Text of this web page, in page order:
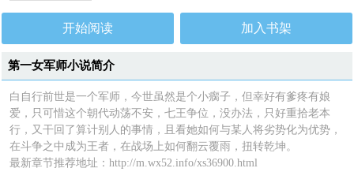
开始阅读 加入书架
第一女军师小说简介
白自行前世是一个军师，今世虽然是个小瘸子，但幸好有爹疼有娘
爱，只可惜这个朝代动荡不安，七王争位，没办法，只好重拾老本
行，又干回了算计别人的事情，且看她如何与某人将劣势化为优势，
在斗争之中成为王者，在战场上如何翻云覆雨，扭转乾坤。
最新章节推荐地址：http://m.wx52.info/xs36900.html